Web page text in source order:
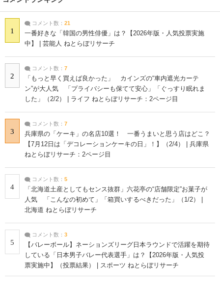
1
コメント数： 21
一番好きな「韓国の男性俳優」は？【2026年版・人気投票実施
中】 | 芸能人 ねとらぼリサーチ
2
コメント数： 7
「もっと早く買えば良かった」 カインズの“車内遮光カーテ
ン”が大人気 「プライバシーも保てて安心」「ぐっすり眠れま
した」（2/2） | ライフ ねとらぼリサーチ：2ページ目
3
コメント数： 7
兵庫県の「ケーキ」の名店10選！ 一番うまいと思う店はどこ？
【7月12日は「デコレーションケーキの日」！】（2/4） | 兵庫県
ねとらぼリサーチ：2ページ目
4
コメント数： 5
「北海道土産としてもセンス抜群」六花亭の“店舗限定”お菓子が
人気 「こんなの初めて」「箱買いするべきだった」（1/2） |
北海道 ねとらぼリサーチ
5
コメント数： 3
【バレーボール】ネーションズリーグ日本ラウンドで活躍を期待
している「日本男子バレー代表選手」は？【2026年版・人気投
票実施中】（投票結果） | スポーツ ねとらぼリサーチ